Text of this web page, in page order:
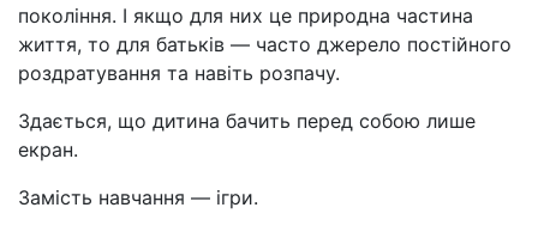
покоління. І якщо для них це природна частина
життя, то для батьків — часто джерело постійного
роздратування та навіть розпачу.
Здається, що дитина бачить перед собою лише
екран.
Замість навчання — ігри.